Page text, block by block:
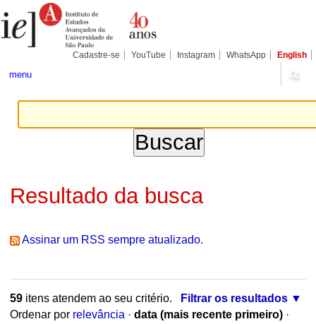
para
conteúdo.
Pessoais
Cadastre-se YouTube Instagram WhatsApp English
menu
Resultado da busca
Assinar um RSS sempre atualizado.
59itens atendem ao seu critério.
Filtrar os resultados
Ordenar por relevância · data (mais recente primeiro) ·